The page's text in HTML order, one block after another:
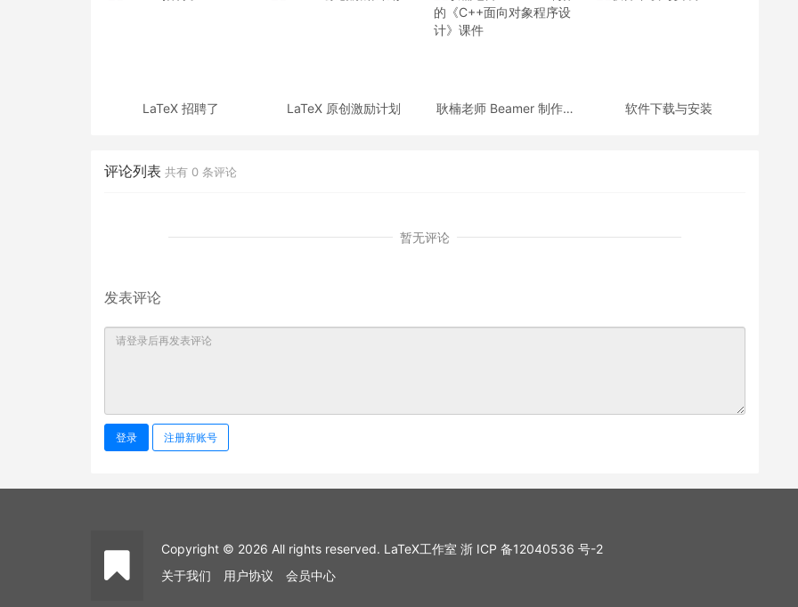
LaTeX 招聘了 LaTeX 原创激励计划
耿楠老师 Beamer 制作的
软件下载与安装
评论列表 共有 0 条评论
暂无评论
发表评论
登录 注册新账号
Copyright © 2026 All rights reserved. LaTeX工作室 浙 ICP 备12040536 号-2
关于我们
用户协议 会员中心